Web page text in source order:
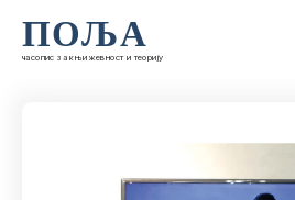
ПОЉА
часопис за књижевност и теорију